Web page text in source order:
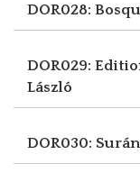
DOR028:
DOR029:
László
DOR030: